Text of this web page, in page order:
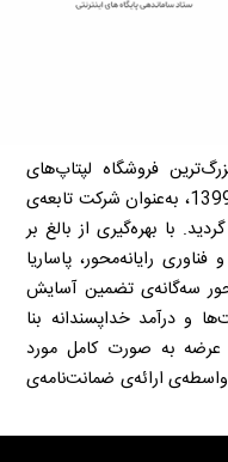
فروشگاه لپتاپ‌های
استوک (غیرآکبند وارداتی) کشور در سال 1399، به‌عنوان شرکت تابعه‌ی
با بهره‌گیری از بالغ بر
فناوری رایانه‌محور، پاساریا
سه‌گانه‌ی تضمین آسایش
و درآمد خداپسندانه بنا
عرضه به صورت کامل مورد
ارائه‌ی ضمانت‌نامه‌ی